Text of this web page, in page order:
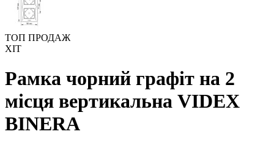
ТОП ПРОДАЖ
ХІТ
Рамка чорний графіт на 2
місця вертикальна VIDEX
BINERA